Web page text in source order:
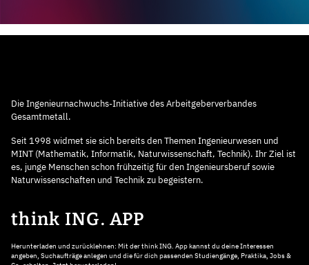
Die Ingenieurnachwuchs-Initiative des Arbeitgeberverbandes
Gesamtmetall.
Seit 1998 widmet sie sich bereits den Themen Ingenieurwesen und
MINT (Mathematik, Informatik, Naturwissenschaft, Technik). Ihr Ziel ist
es, junge Menschen schon frühzeitig für den Ingenieursberuf sowie
Naturwissenschaften und Technik zu begeistern.
think ING. APP
Herunterladen und zurücklehnen: Mit der think ING. App kannst du deine Interessen
angeben, Suchaufträge anlegen und die für dich passenden Studiengänge, Praktika, Jobs &